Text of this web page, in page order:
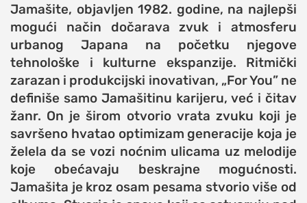
zabava
muzika
putovanja
moda i stil
studenti
organizacije
konkursi
fakulteti
studentski život
Jamašite, objavljen 1982. godine, na najlepši
mogući način dočarava zvuk i atmosferu
urbanog Japana na početku njegove
tehnološke i kulturne ekspanzije. Ritmički
zarazan i produkcijski inovativan, „For You” ne
definiše samo Jamašitinu karijeru, već i čitav
žanr. On je širom otvorio vrata zvuku koji je
savršeno hvatao optimizam generacije koja je
želela da se vozi noćnim ulicama uz melodije
koje obećavaju beskrajne mogućnosti.
Jamašita je kroz osam pesama stvorio više od